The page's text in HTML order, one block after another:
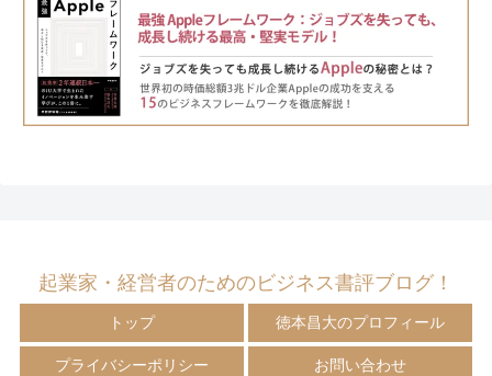
起業家・経営者のためのビジネス書評ブログ！
トップ 徳本昌大のプロフィール
プライバシーポリシー お問い合わせ